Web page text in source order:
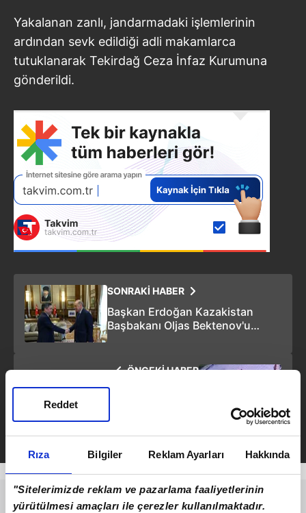
Rıza Bilgiler Reklam Ayarları Hakkında
"Sitelerimizde reklam ve pazarlama faaliyetlerinin
yürütülmesi amaçları ile çerezler kullanılmaktadır.
Reddet
Yakalanan zanlı, jandarmadaki işlemlerinin
ardından sevk edildiği adli makamlarca
tutuklanarak Tekirdağ Ceza İnfaz Kurumuna
gönderildi.
SONRAKİ HABER
Başkan Erdoğan Kazakistan
Başbakanı Oljas Bektenov'u
ÖNCEKİ HABER
Bakanlık devreye girdi!
kutlamalarında tekme atılan